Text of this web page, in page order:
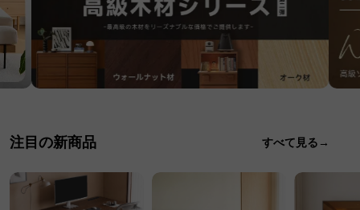
注目の新商品 すべて見る→